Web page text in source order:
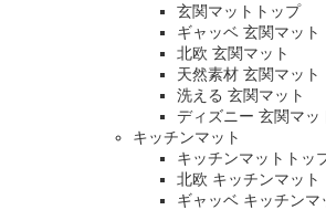
玄関マットトップ
ギャッベ 玄関マット
北欧 玄関マット
天然素材 玄関マット
洗える 玄関マット
ディズニー 玄関マッ
キッチンマット
キッチンマットトッ
北欧 キッチンマット
ギャッベ キッチンマ